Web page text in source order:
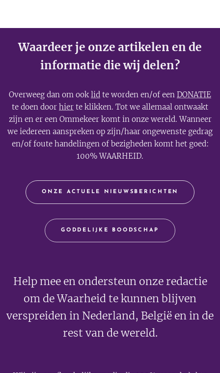
Waardeer je onze artikelen en de
informatie die wij delen?
Overweeg dan om ooklid te worden en/of een DONATIE
te doen door hier te klikken. Tot we allemaal ontwaakt
zijn en er een Ommekeer komt in onze wereld. Wanneer
we iedereen aanspreken op zijn/haar ongewenste gedrag
en/of foute handelingen of bezigheden komt het goed:
100% WAARHEID.
ONZE ACTUELE NIEUWSBERICHTEN
GODDELIJKE BOODSCHAP
Help mee en ondersteun onze redactie
om de Waarheid te kunnen blijven
verspreiden in Nederland, België en in de
rest van de wereld.